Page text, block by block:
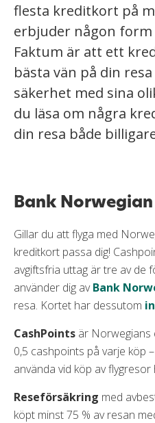
flesta kreditkort på
erbjuder någon form
Faktum är att ett
bästa vän på din
säkerhet med sina
du läsa om några
din resa både
Bank Norwegian
Gillar du att flyga med
kreditkort passa dig!
avgiftsfria uttag är tre av de
använder dig avBank
resa. Kortet har dessutom
CashPoints är Norwegians
0,5 cashpoints på varje köp
använda vid köp av
Reseförsäkring med
köpt minst 75 % av resan